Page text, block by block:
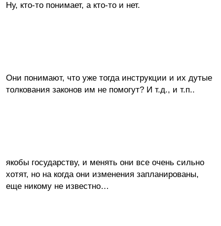
Ну, кто-то понимает, а кто-то и нет.
Они понимают, что уже тогда инструкции и их дутые
толкования законов им не помогут? И т.д., и т.п..
якобы государству, и менять они все очень сильно
хотят, но на когда они изменения запланированы,
еще никому не известно…